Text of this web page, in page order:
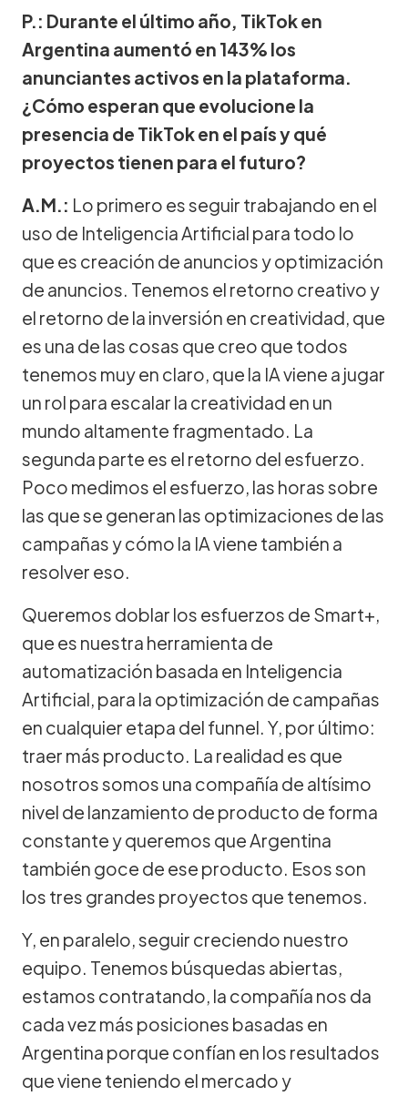
P.: Durante el último año, TikTok en
Argentina aumentó en 143% los
anunciantes activos en la plataforma.
¿Cómo esperan que evolucione la
presencia de TikTok en el país y qué
proyectos tienen para el futuro?
A.M.: Lo primero es seguir trabajando en el
uso de Inteligencia Artificial para todo lo
que es creación de anuncios y optimización
de anuncios. Tenemos el retorno creativo y
el retorno de la inversión en creatividad, que
es una de las cosas que creo que todos
tenemos muy en claro, que la IA viene a jugar
un rol para escalar la creatividad en un
mundo altamente fragmentado. La
segunda parte es el retorno del esfuerzo.
Poco medimos el esfuerzo, las horas sobre
las que se generan las optimizaciones de las
campañas y cómo la IA viene también a
resolver eso.
Queremos doblar los esfuerzos de Smart+,
que es nuestra herramienta de
automatización basada en Inteligencia
Artificial, para la optimización de campañas
en cualquier etapa del funnel. Y, por último:
traer más producto. La realidad es que
nosotros somos una compañía de altísimo
nivel de lanzamiento de producto de forma
constante y queremos que Argentina
también goce de ese producto. Esos son
los tres grandes proyectos que tenemos.
Y, en paralelo, seguir creciendo nuestro
equipo. Tenemos búsquedas abiertas,
estamos contratando, la compañía nos da
cada vez más posiciones basadas en
Argentina porque confían en los resultados
que viene teniendo el mercado y